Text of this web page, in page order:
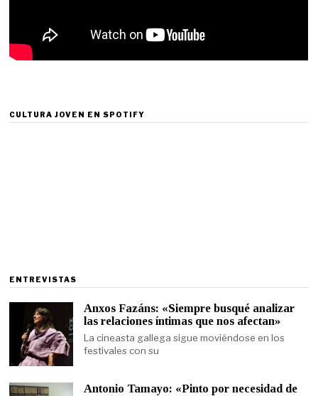
CULTURA JOVEN EN SPOTIFY
ENTREVISTAS
Anxos Fazáns: «Siempre busqué analizar
las relaciones íntimas que nos afectan»
La cineasta gallega sigue moviéndose en los
festivales con su
Antonio Tamayo: «Pinto por necesidad de